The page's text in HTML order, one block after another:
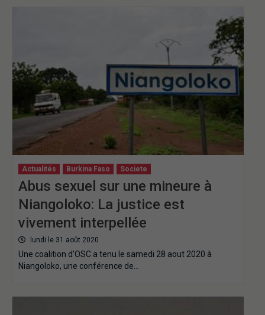
Actualités Burkina Faso Societe
Abus sexuel sur une mineure à
Niangoloko: La justice est
vivement interpellée
lundi le 31 août 2020
Une coalition d’OSC a tenu le samedi 28 aout 2020 à
Niangoloko, une conférence de…